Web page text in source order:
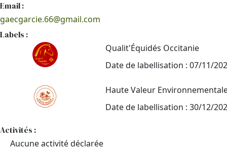
Email :
gaecgarcie.66@gmail.com
Labels :
Qualit'Équidés Occitanie
Date de labellisation : 07/11/
Haute Valeur
Date de labellisation : 30/12/
Activités :
Aucune activité déclarée